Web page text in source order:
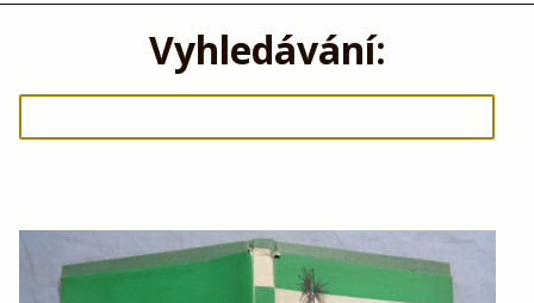
Vyhledávání: